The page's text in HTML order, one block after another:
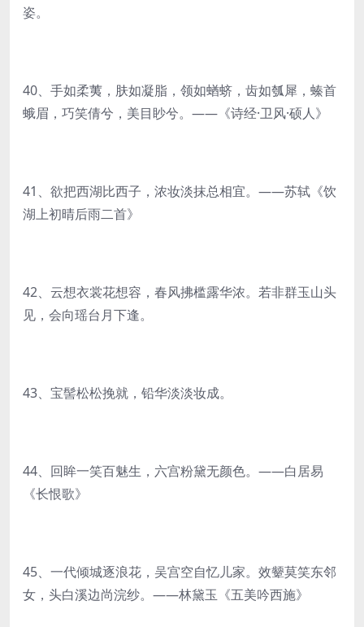
姿。
40、手如柔荑，肤如凝脂，领如蝤蛴，齿如瓠犀，螓首
蛾眉，巧笑倩兮，美目眇兮。——《诗经·卫风·硕人》
41、欲把西湖比西子，浓妆淡抹总相宜。——苏轼《饮
湖上初晴后雨二首》
42、云想衣裳花想容，春风拂槛露华浓。若非群玉山头
见，会向瑶台月下逢。
43、宝髻松松挽就，铅华淡淡妆成。
44、回眸一笑百魅生，六宫粉黛无颜色。——白居易
《长恨歌》
45、一代倾城逐浪花，吴宫空自忆儿家。效颦莫笑东邻
女，头白溪边尚浣纱。——林黛玉《五美吟西施》